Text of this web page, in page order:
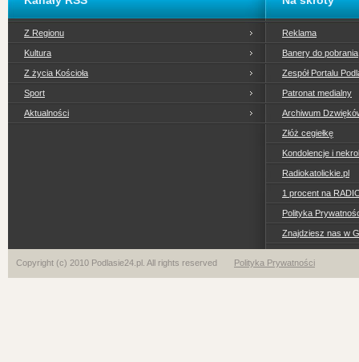
Z Regionu
Kultura
Z życia Kościoła
Sport
Aktualności
Reklama
Banery do pobrania
Zespół Portalu
Patronat medialny
Archiwum
Złóż cegiełkę
Kondolencje i
Radiokatolickie.pl
1 procent na
Polityka
Znajdziesz nas w
Copyright (c) 2010 Podlasie24.pl. All rights reserved Polityka Prywatności